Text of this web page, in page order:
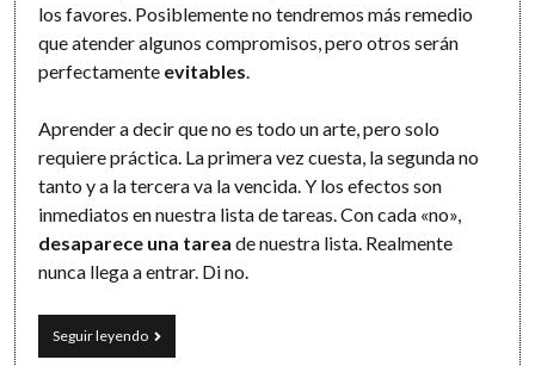
los favores. Posiblemente no tendremos más remedio
que atender algunos compromisos, pero otros serán
perfectamente evitables
Aprender a decir que no es todo un arte, pero solo
requiere práctica. La primera vez cuesta, la segunda no
tanto y a la tercera va la vencida. Y los efectos son
inmediatos en nuestra lista de tareas. Con cada «no»,
desaparece una tarea de nuestra lista. Realmente
nunca llega a entrar. Di no.
Seguir leyendoPon
a